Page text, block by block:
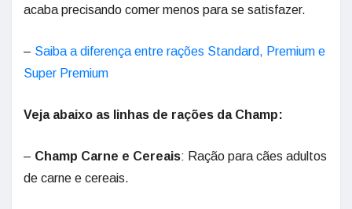
acaba precisando comer menos para se satisfazer.
– Saiba a diferença entre rações Standard, Premium e
Super Premium
Veja abaixo as linhas de rações da Champ:
– Champ Carne e Cereais: Ração para cães adultos
de carne e cereais.